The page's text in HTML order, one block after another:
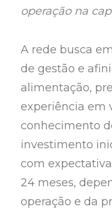
operação na
A rede busca
de gestão e
alimentação,
experiência em
conhecimento
investimento
com
24 meses,
operação e da